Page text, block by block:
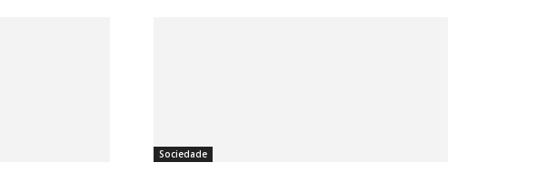
Sociedade